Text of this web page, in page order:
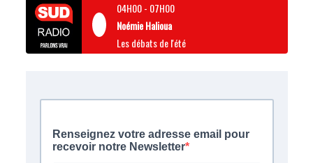
04H00- 07H00
Noémie Halioua
Les débats de l'été